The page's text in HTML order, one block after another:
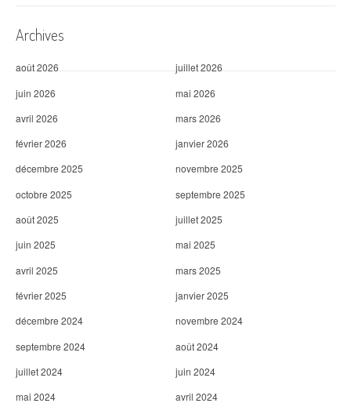
c
l
e
Archives
août 2026
juillet 2026
juin 2026
mai 2026
avril 2026
mars 2026
février 2026
janvier 2026
décembre 2025
novembre 2025
octobre 2025
septembre 2025
août 2025
juillet 2025
juin 2025
mai 2025
avril 2025
mars 2025
février 2025
janvier 2025
décembre 2024
novembre 2024
septembre 2024
août 2024
juillet 2024
juin 2024
mai 2024
avril 2024